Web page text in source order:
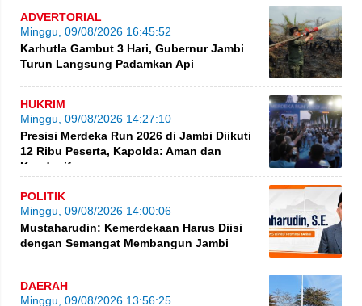
ADVERTORIAL
Minggu, 09/08/2026 16:45:52
Karhutla Gambut 3 Hari, Gubernur Jambi
Turun Langsung Padamkan Api
HUKRIM
Minggu, 09/08/2026 14:27:10
Presisi Merdeka Run 2026 di Jambi Diikuti
12 Ribu Peserta, Kapolda: Aman dan
Kondusif
POLITIK
Minggu, 09/08/2026 14:00:06
Mustaharudin: Kemerdekaan Harus Diisi
dengan Semangat Membangun Jambi
DAERAH
Minggu, 09/08/2026 13:56:25